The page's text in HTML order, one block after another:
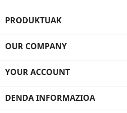
PRODUKTUAK
OUR COMPANY
YOUR ACCOUNT
DENDA INFORMAZIOA